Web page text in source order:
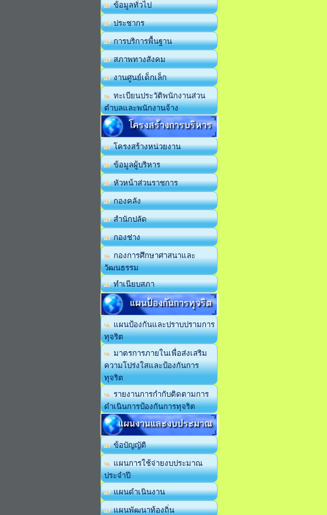
ข้อมูลทั่วไป
ประชากร
การบริการพื้นฐาน
สภาพทางสังคม
งานศูนย์เด็กเล็ก
ทะเบียนประวัติพนักงานส่วน
ตำบลและพนักงานจ้าง
โครงสร้างการบริหาร
โครงสร้างหน่วยงาน
ข้อมูลผู้บริหาร
หัวหน้าส่วนราชการ
กองคลัง
สำนักปลัด
กองช่าง
กองการศึกษาศาสนาและ
วัฒนธรรม
ทำเนียบสภา
แผนป้องกันการทุจริต
แผนป้องกันและปราบปรามการ
ทุจริต
มาตรการภายในเพื่อส่งเสริม
ความโปร่งใสและป้องกันการ
ทุจริต
รายงานการกำกับติดตามการ
ดำเนินการป้องกันการทุจริต
แผนงานและงบประมาณ
ข้อบัญญัติ
แผนการใช้จ่ายงบประมาณ
ประจำปี
แผนดำเนินงาน
แผนพัฒนาท้องถิ่น